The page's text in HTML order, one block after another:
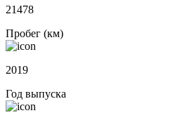
21478
Пробег (км)
2019
Год выпуска